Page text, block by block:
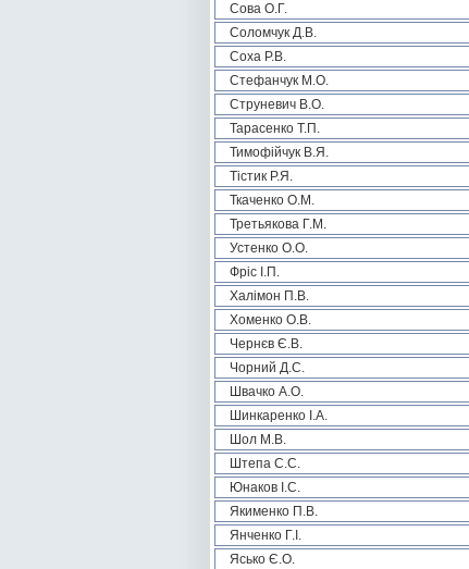
Сова О.Г.
Соломчук Д.В.
Соха Р.В.
Стефанчук М.О.
Струневич В.О.
Тарасенко Т.П.
Тимофійчук В.Я.
Тістик Р.Я.
Ткаченко О.М.
Третьякова Г.М.
Устенко О.О.
Фріс І.П.
Халімон П.В.
Хоменко О.В.
Чернєв Є.В.
Чорний Д.С.
Швачко А.О.
Шинкаренко І.А.
Шол М.В.
Штепа С.С.
Юнаков І.С.
Якименко П.В.
Янченко Г.І.
Ясько Є.О.